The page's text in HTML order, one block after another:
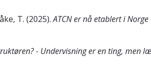
T. (2025).ATCN er nå etablert i
- Undervisning er en ting, men